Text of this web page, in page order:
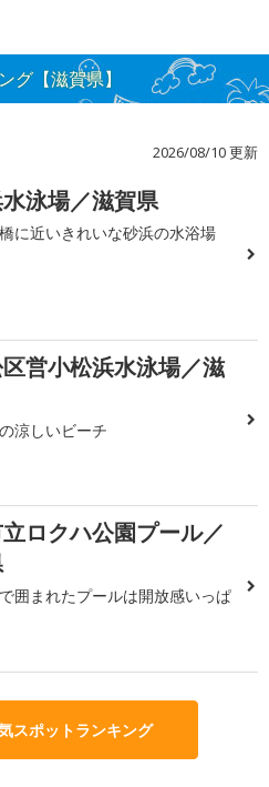
グ【滋賀県】
2026/08/10 更新
泳場／滋賀県
に近いきれいな砂浜の水浴場
営小松浜水泳場／滋
涼しいビーチ
ロクハ公園プール／
囲まれたプールは開放感いっぱ
スポットランキング